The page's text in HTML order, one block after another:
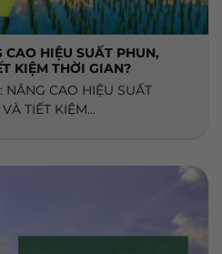
HIỆU SUẤT PHUN,
KIỆM THỜI GIAN?
NÂNG CAO HIỆU SUẤT
TIẾT KIỆM...